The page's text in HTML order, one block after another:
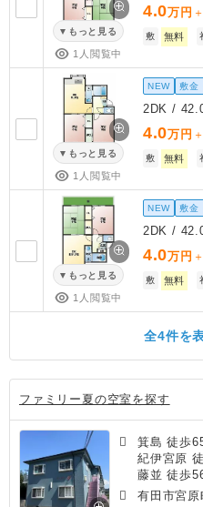
もっと見る
1人閲覧中
4.0万円
敷 無料
もっと見る
1人閲覧中
NEW 敷金
2DK /
4.0万円
敷 無料
もっと見る
1人閲覧中
NEW 敷金
2DK /
4.0万円
敷 無料
全4件を
ファミリー夏の空室を探す
箕島 徒歩
紀伊宮原
藤並 徒歩
有田市宮原